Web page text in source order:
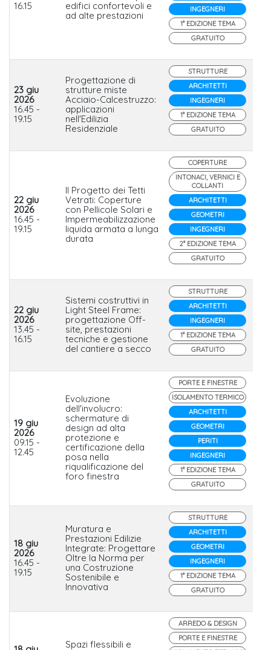
16.15
edifici confortevoli e
ad alte prestazioni
INGEGNERI
1° EDIZIONE TEMA
GRATUITO
23 giu
2026
16.45 -
19.15
Progettazione di
strutture miste
Acciaio-Calcestruzzo:
applicazioni
nell'Edilizia
Residenziale
STRUTTURE
ARCHITETTI
INGEGNERI
1° EDIZIONE TEMA
GRATUITO
22 giu
2026
16.45 -
19.15
Il Progetto dei Tetti
Vetrati: Coperture
con Pellicole Solari e
Impermeabilizzazione
liquida armata a lunga
durata
COPERTURE
INTONACI, VERNICI E
COLLANTI
ARCHITETTI
GEOMETRI
INGEGNERI
2° EDIZIONE TEMA
GRATUITO
22 giu
2026
13.45 -
16.15
Sistemi costruttivi in
Light Steel Frame:
progettazione Off-
site, prestazioni
tecniche e gestione
del cantiere a secco
STRUTTURE
ARCHITETTI
INGEGNERI
1° EDIZIONE TEMA
GRATUITO
19 giu
2026
09.15 -
12.45
Evoluzione
dell'involucro:
schermature di
design ad alta
protezione e
certificazione della
posa nella
riqualificazione del
foro finestra
PORTE E FINESTRE
ISOLAMENTO TERMICO
ARCHITETTI
GEOMETRI
PERITI
INGEGNERI
1° EDIZIONE TEMA
GRATUITO
18 giu
2026
16.45 -
19.15
Muratura e
Prestazioni Edilizie
Integrate: Progettare
Oltre la Norma per
una Costruzione
Sostenibile e
Innovativa
STRUTTURE
ARCHITETTI
GEOMETRI
INGEGNERI
1° EDIZIONE TEMA
GRATUITO
Spazi flessibili e
ARREDO & DESIGN
PORTE E FINESTRE